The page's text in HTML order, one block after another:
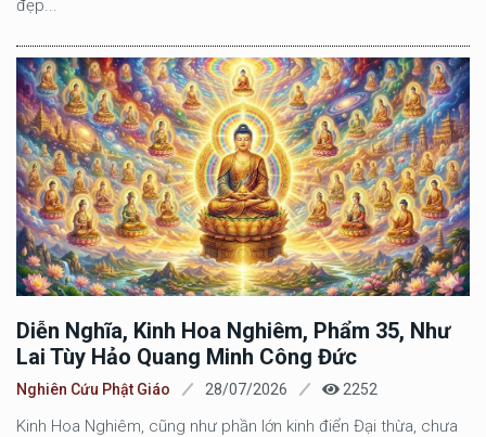
đẹp...
Diễn Nghĩa, Kinh Hoa Nghiêm, Phẩm 35, Như
Lai Tùy Hảo Quang Minh Công Đức
Nghiên Cứu Phật Giáo 28/07/2026 2252
Kinh Hoa Nghiêm, cũng như phần lớn kinh điển Đại thừa, chưa